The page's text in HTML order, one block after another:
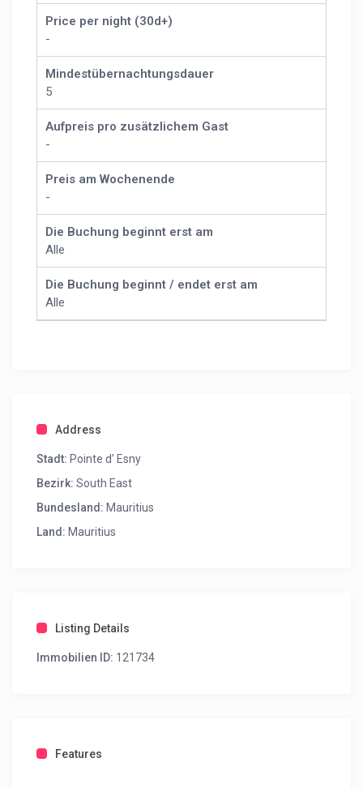
Price per night (30d+)
-
Mindestübernachtungsdauer
5
Aufpreis pro zusätzlichem Gast
-
Preis am Wochenende
-
Die Buchung beginnt erst am
Alle
Die Buchung beginnt / endet erst am
Alle
Address
Stadt: Pointe d’ Esny
Bezirk: South East
Bundesland: Mauritius
Land: Mauritius
Listing Details
Immobilien ID: 121734
Features